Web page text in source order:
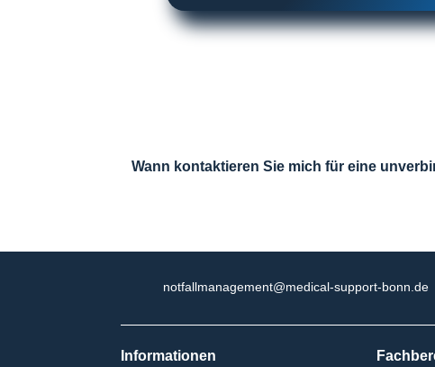
Wann kontaktieren Sie mich für eine
notfallmanagement@medical-support-bonn.de
Informationen